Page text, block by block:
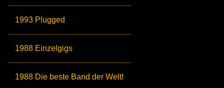
1993 Plugged
1988 Einzelgigs
1988 Die beste Band der Welt!